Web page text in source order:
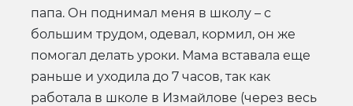
папа. Он поднимал меня в школу – с
большим трудом, одевал, кормил, он же
помогал делать уроки. Мама вставала еще
раньше и уходила до 7 часов, так как
работала в школе в Измайлове (через весь